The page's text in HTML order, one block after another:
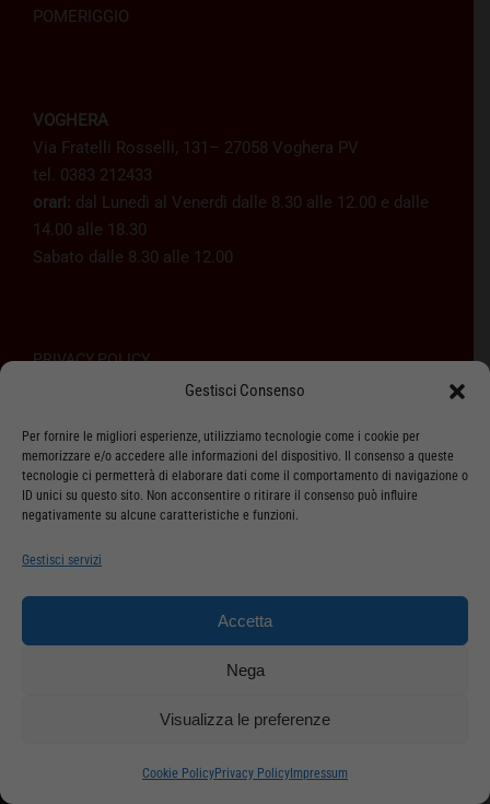
Gestisci Consenso
Per fornire le migliori esperienze, utilizziamo tecnologie come i cookie per
memorizzare e/o accedere alle informazioni del dispositivo. Il consenso a queste
tecnologie ci permetterà di elaborare dati come il comportamento di navigazione o
ID unici su questo sito. Non acconsentire o ritirare il consenso può influire
negativamente su alcune caratteristiche e funzioni.
Gestisci servizi
Accetta
Nega
Visualizza le preferenze
Cookie PolicyPrivacy Policy Impressum
POMERIGGIO
VOGHERA
Via Fratelli Rosselli, 131– 27058 Voghera PV
tel. 0383 212433
orari: dal Lunedì al Venerdì dalle 8.30 alle 12.00 e dalle
14.00 alle 18.30
Sabato dalle 8.30 alle 12.00
PRIVACY POLICY
TERMINI DI VENDITA
REGOLAMENTO SULL’ODR
DIRITTO DI RECESSO
METODI DI PAGAMENTO